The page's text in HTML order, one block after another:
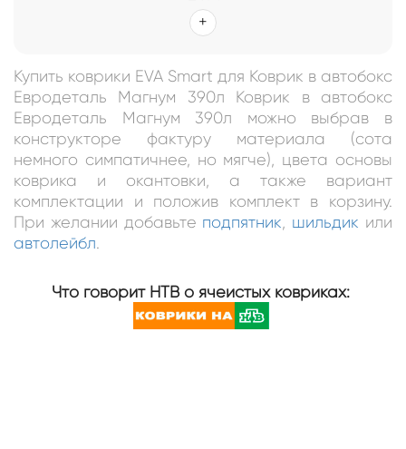
Купить коврики EVA Smart для Коврик в автобокс
Евродеталь Магнум 390л Коврик в автобокс
Евродеталь Магнум 390л можно выбрав в
конструкторе фактуру материала (сота
немного симпатичнее, но мягче), цвета основы
коврика и окантовки, а также вариант
комплектации и положив комплект в корзину.
При желании добавьте подпятник, шильдик или
автолейбл.
Что говорит НТВ о ячеистых ковриках: